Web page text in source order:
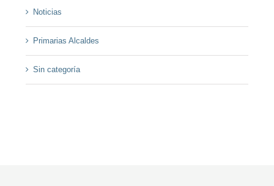
Noticias
Primarias Alcaldes
Sin categoría